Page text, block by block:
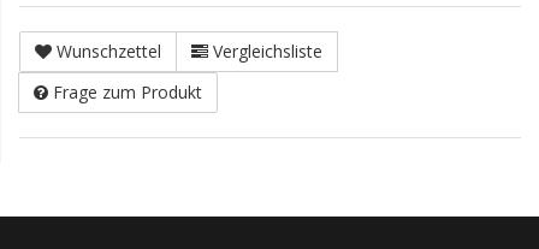
Wunschzettel
Vergleichsliste
Frage zum Produkt